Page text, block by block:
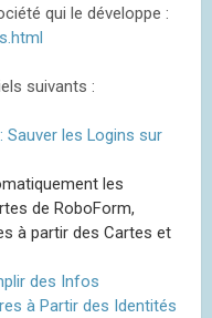
qui le développe :
suivants :
Sauver les Logins sur
les
de RoboForm,
à partir des Cartes et
des Infos
à Partir des Identités